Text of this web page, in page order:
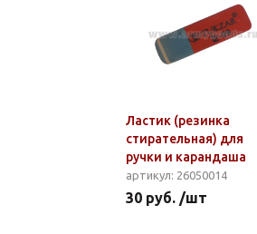
Ластик (резинка
стирательная) для
ручки и карандаша
артикул: 26050014
30 руб. /шт